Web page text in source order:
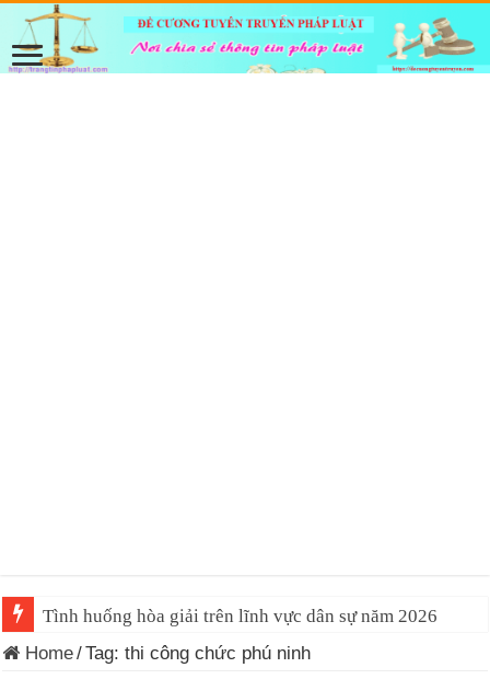
Tình huống hòa giải trên lĩnh vực dân sự năm 2026
Tình huống hòa giải trên lĩnh vực đất đai năm 2026
Home/Tag:thi công chức phú ninh